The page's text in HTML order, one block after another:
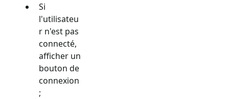
Si
l'utilisateu
r n'est pas
connecté,
afficher un
bouton de
connexion
;